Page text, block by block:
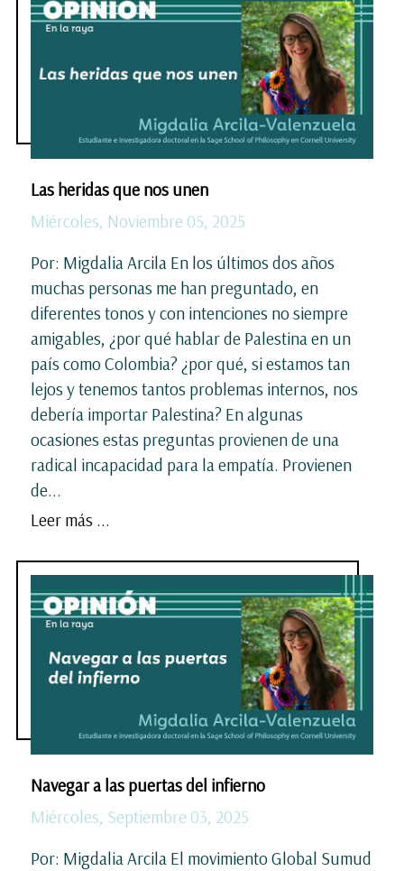
Las heridas que nos unen
Miércoles, Noviembre 05, 2025
Por: Migdalia Arcila En los últimos dos años
muchas personas me han preguntado, en
diferentes tonos y con intenciones no siempre
amigables, ¿por qué hablar de Palestina en un
país como Colombia? ¿por qué, si estamos tan
lejos y tenemos tantos problemas internos, nos
debería importar Palestina? En algunas
ocasiones estas preguntas provienen de una
radical incapacidad para la empatía. Provienen
de...
Leer más ...
Navegar a las puertas del infierno
Miércoles, Septiembre 03, 2025
Por: Migdalia Arcila El movimiento Global Sumud